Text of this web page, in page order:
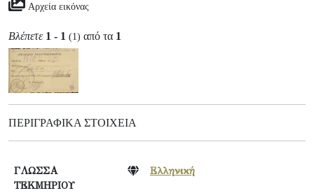
Αρχεία εικόνας
Βλέπετε 1 - 1 (1) από τα 1
ΠΕΡΙΓΡΑΦΙΚΆ ΣΤΟΙΧΕΊΑ
ΓΛΩΣΣΑ
ΤΕΚΜΗΡΙΟΥ
Ελληνική